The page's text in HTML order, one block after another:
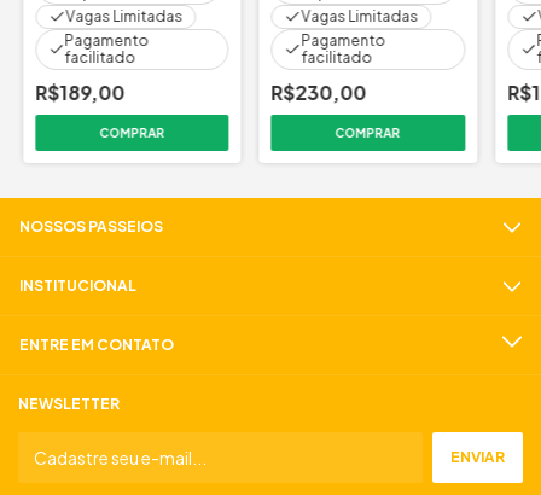
Vagas Limitadas
Pagamento
facilitado
R$189,00
COMPRAR
Vagas Limitadas
Pagamento
facilitado
R$230,00
COMPRAR
NOSSOS PASSEIOS
INSTITUCIONAL
ENTRE EM CONTATO
NEWSLETTER